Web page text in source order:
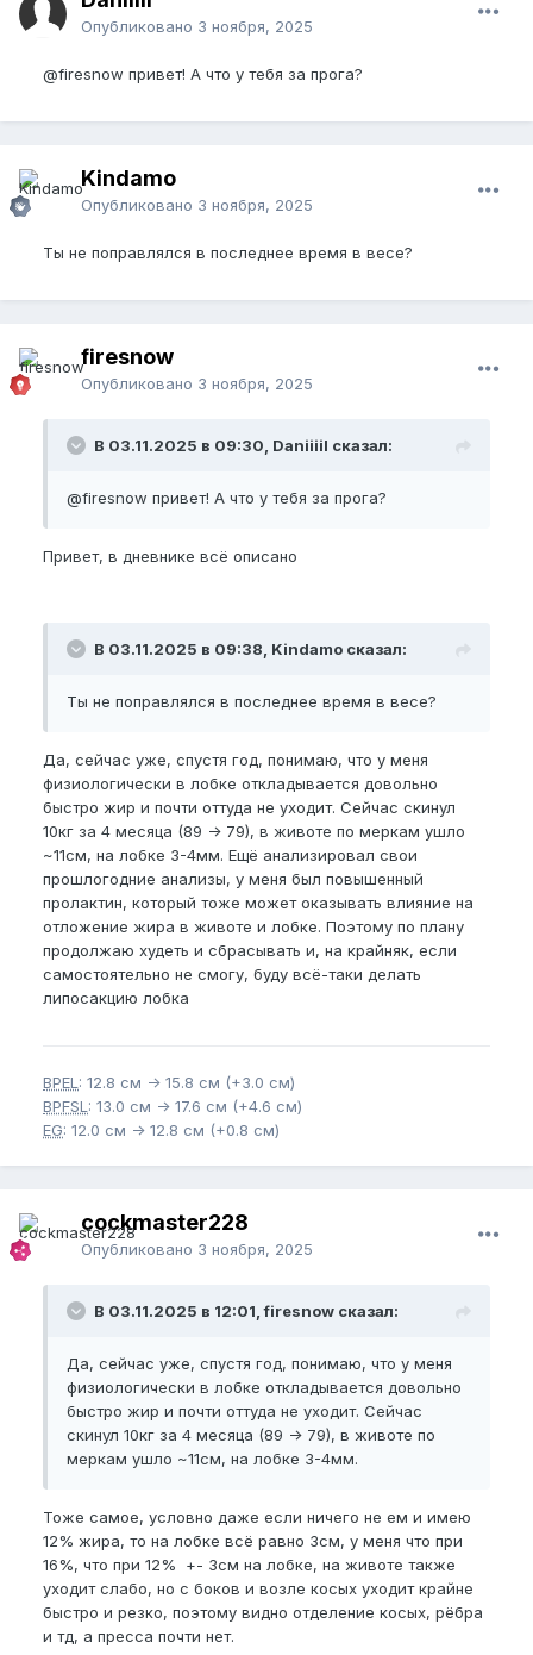
Опубликовано 3 ноября, 2025
@firesnow привет! А что у тебя за прога?
Kindamo
Опубликовано 3 ноября, 2025
Ты не поправлялся в последнее время в весе?
firesnow
Опубликовано 3 ноября, 2025
В 03.11.2025 в 09:30, Daniiiil сказал:
@firesnow привет! А что у тебя за прога?
Привет, в дневнике всё описано
В 03.11.2025 в 09:38, Kindamo сказал:
Ты не поправлялся в последнее время в весе?
Да, сейчас уже, спустя год, понимаю, что у меня
физиологически в лобке откладывается довольно
быстро жир и почти оттуда не уходит. Сейчас скинул
10кг за 4 месяца (89 -> 79), в животе по меркам ушло
~11см, на лобке 3-4мм. Ещё анализировал свои
прошлогодние анализы, у меня был повышенный
пролактин, который тоже может оказывать влияние на
отложение жира в животе и лобке. Поэтому по плану
продолжаю худеть и сбрасывать и, на крайняк, если
самостоятельно не смогу, буду всё-таки делать
липосакцию лобка
BPEL : 12.8 см -> 15.8 см (+3.0 см)
BPFSL : 13.0 см -> 17.6 см (+4.6 см)
EG: 12.0 см -> 12.8 см (+0.8 см)
cockmaster228
Опубликовано 3 ноября, 2025
В 03.11.2025 в 12:01, firesnow сказал:
Да, сейчас уже, спустя год, понимаю, что у меня
физиологически в лобке откладывается довольно
быстро жир и почти оттуда не уходит. Сейчас
скинул 10кг за 4 месяца (89 -> 79), в животе по
меркам ушло ~11см, на лобке 3-4мм.
Тоже самое, условно даже если ничего не ем и имею
12% жира, то на лобке всё равно 3см, у меня что при
16%, что при 12% +- 3см на лобке, на животе также
уходит слабо, но с боков и возле косых уходит крайне
быстро и резко, поэтому видно отделение косых, рёбра
и тд, а пресса почти нет.